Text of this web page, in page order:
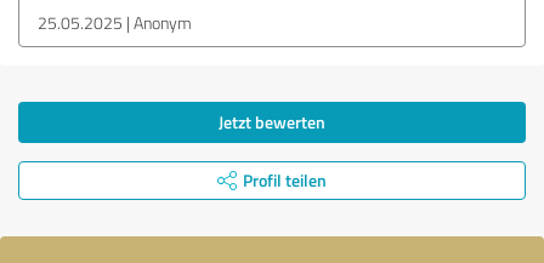
25.05.2025 Anonym
Jetzt bewerten
Profil teilen